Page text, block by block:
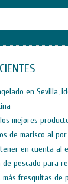
en Sevilla,
mejores
de marisco al
en cuenta al
pescado para
más fresquitas de